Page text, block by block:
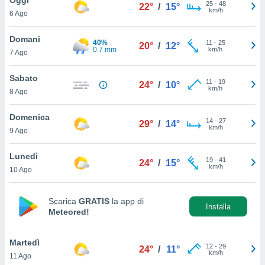
è
al sito
di
ci
di
il
un
la
nella
6 Ago
22° / 15° 25- 48
km/h
Domani
7 Ago
40%
0.7 mm
20° / 12° 11 - 25
km/h
Sabato
8 Ago
24° / 10° 11 - 19
km/h
Domenica
9 Ago
29° / 14° 14- 27
km/h
Lunedì
10 Ago
24° / 15° 19- 41
km/h
Scarica GRATIS la app di
Meteored!
Installa
Martedì
11 Ago
24° / 11° 12- 29
km/h